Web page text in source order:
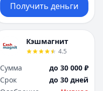
Получить деньги
Кэшмагнит
4.5
Сумма
до 30 000 ₽
Срок
до 30 дней